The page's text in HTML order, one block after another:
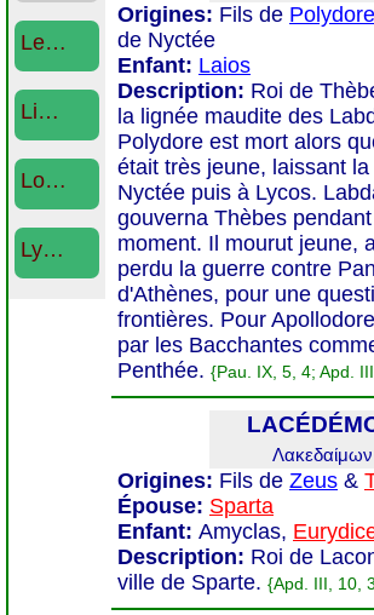
Le…
Li…
Lo…
Ly…
Origines: Fils de Polydore
de Nyctée
Enfant: Laios
Description: Roi de
la lignée maudite des
Polydore est mort alors
était très jeune, laissant
Nyctée puis à Lycos.
gouverna Thèbes
moment. Il mourut jeune,
perdu la guerre contre
d'Athènes, pour une
frontières. Pour
par les Bacchantes
Penthée. {Pau. IX, 5, 4; Apd.
Λακεδαίμων
Origines: Fils de Zeus &
Épouse: Sparta
Enfant: Amyclas,
Description: Roi de
ville de Sparte. {Apd. III, 10,